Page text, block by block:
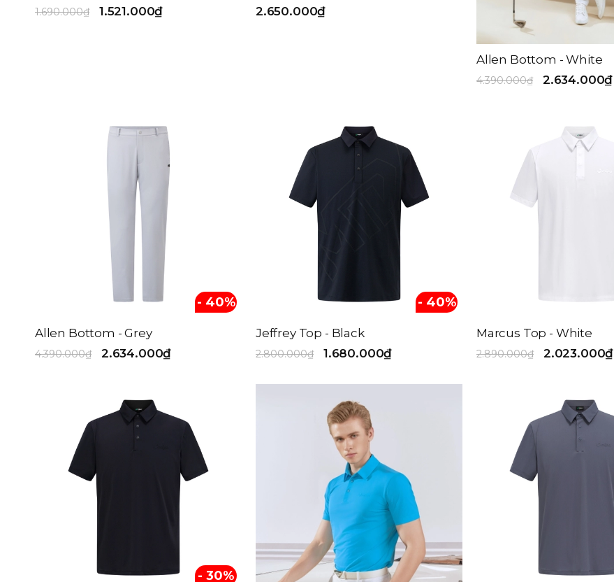
1.690.000₫ 1.521.000₫
2.650.000₫
Allen Bottom - White
4.390.000₫ 2.634.000₫
- 40%
Allen Bottom - Grey
4.390.000₫ 2.634.000₫
- 40%
Jeffrey Top - Black
2.800.000₫ 1.680.000₫
Marcus Top - White
2.890.000₫ 2.023.000₫
- 30%